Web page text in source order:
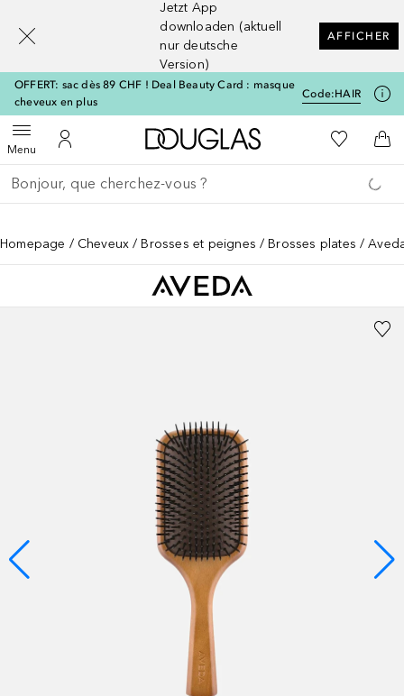
Jetzt App
downloaden (aktuell
nur deutsche
Version)
AFFICHER
OFFERT: sac dès 89 CHF ! Deal Beauty Card : masque
cheveux en plus
Code:HAIR
MenuOuvrir le menuVers Mon Compte
Vers l'accueil Douglas
Vers Ma
Retourner
Exécuter la recherche
Homepage Cheveux Brosses et peignes Brosses plates
[navigation.slideout.screenreader]